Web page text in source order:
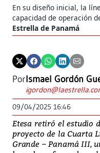
En su diseño inicial, la
capacidad de operación
Estrella de Panamá
PorIsmael Gordón
09/04/2025 16:46
Etesa retiró el estudio
proyecto de la Cuarta
Grande – Panamá III,